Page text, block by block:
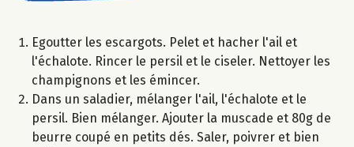
Egoutter les escargots. Pelet et hacher l'ail et
l'échalote. Rincer le persil et le ciseler. Nettoyer les
champignons et les émincer.
Dans un saladier, mélanger l'ail, l'échalote et le
persil. Bien mélanger. Ajouter la muscade et 80g de
beurre coupé en petits dés. Saler, poivrer et bien